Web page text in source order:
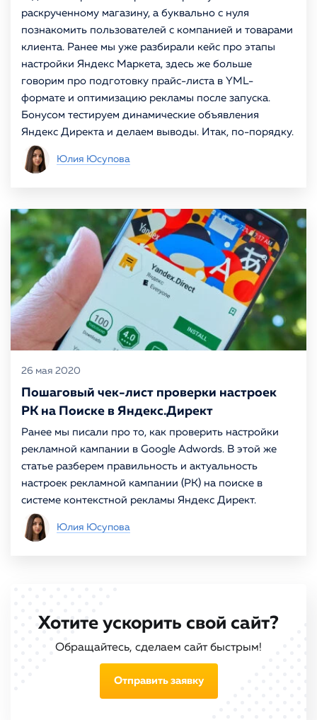
раскрученному магазину, а буквально с нуля
познакомить пользователей с компанией и товарами
клиента. Ранее мы уже разбирали кейс про этапы
настройки Яндекс Маркета, здесь же больше
говорим про подготовку прайс-листа в YML-
формате и оптимизацию рекламы после запуска.
Бонусом тестируем динамические объявления
Яндекс Директа и делаем выводы. Итак, по-порядку.
Юлия Юсупова
26 мая 2020
Пошаговый чек-лист проверки настроек
РК на Поиске в Яндекс.Директ
Ранее мы писали про то, как проверить настройки
рекламной кампании в Google Adwords. В этой же
статье разберем правильность и актуальность
настроек рекламной кампании (РК) на поиске в
системе контекстной рекламы Яндекс Директ.
Юлия Юсупова
Хотите ускорить свой сайт?
Обращайтесь, сделаем сайт быстрым!
Отправить заявку